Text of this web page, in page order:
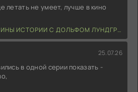
летать не умеет, лучше в кино
С ДОЛЬФОМ ЛУНДГРЕНОМ (2026)
25.07.26
в одной серии показать -